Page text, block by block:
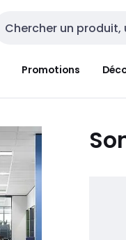
Entrée de recherche
Promotions